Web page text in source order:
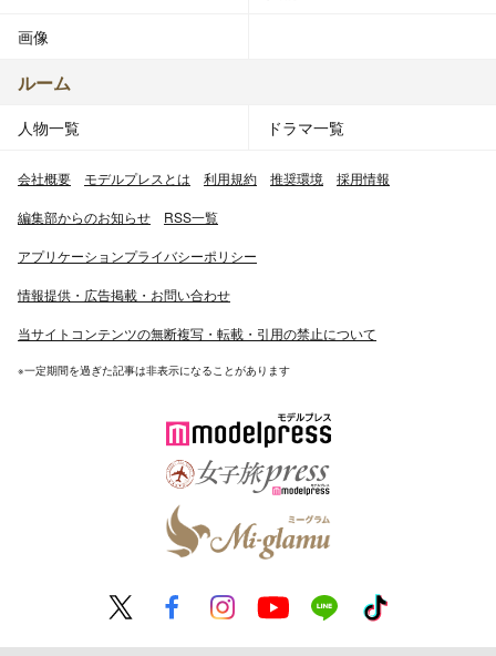
画像
ルーム
人物一覧 ドラマ一覧
会社概要 モデルプレスとは 利用規約 推奨環境 採用情報
編集部からのお知らせ RSS一覧
アプリケーションプライバシーポリシー
情報提供・広告掲載・お問い合わせ
当サイトコンテンツの無断複写・転載・引用の禁止について
※一定期間を過ぎた記事は非表示になることがあります